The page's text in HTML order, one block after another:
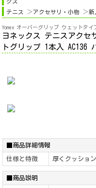
クス
テニス
アクセサリ・小物 新
Yonex オーバーグリップ ウェットタイ
ヨネックス テニスアクセ
トグリップ 1本入 AC136
■商品詳細情報
仕様と特徴 厚くクッショ
■商品説明